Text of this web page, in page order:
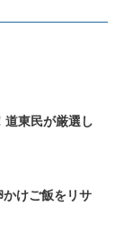
道東民が厳選し
けご飯をリサ